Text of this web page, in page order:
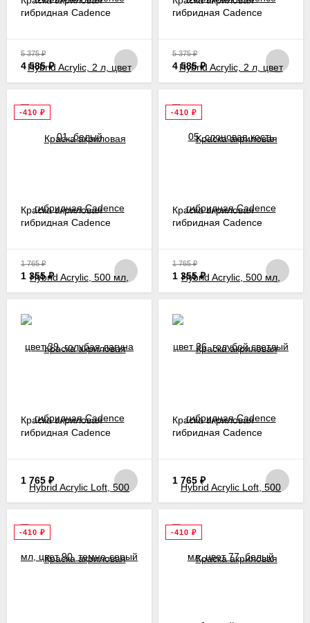
гибридная Cadence
5 375₽
4 585₽
гибридная Cadence
5 375₽
4 585₽
-410 ₽
Краска акриловая
гибридная Cadence
1 765₽
1 355₽
-410 ₽
Краска акриловая
гибридная Cadence
1 765₽
1 355₽
Краска акриловая
гибридная Cadence
1 765 ₽
Краска акриловая
гибридная Cadence
1 765 ₽
-410 ₽ -410 ₽